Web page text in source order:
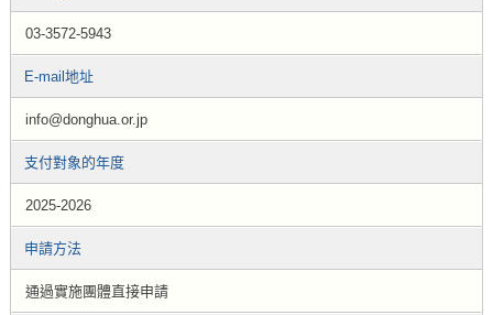
03-3572-5943
E-mail地址
info@donghua.or.jp
支付對象的年度
2025-2026
申請方法
通過實施團體直接申請